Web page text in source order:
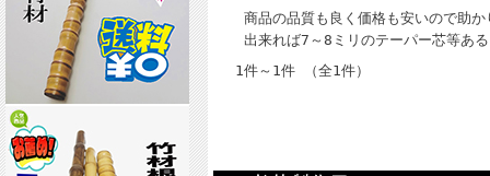
商品の品質も良く価格も安いので助か
出来れば7～8ミリのテーパー芯等あ
1件～1件 （全1件）